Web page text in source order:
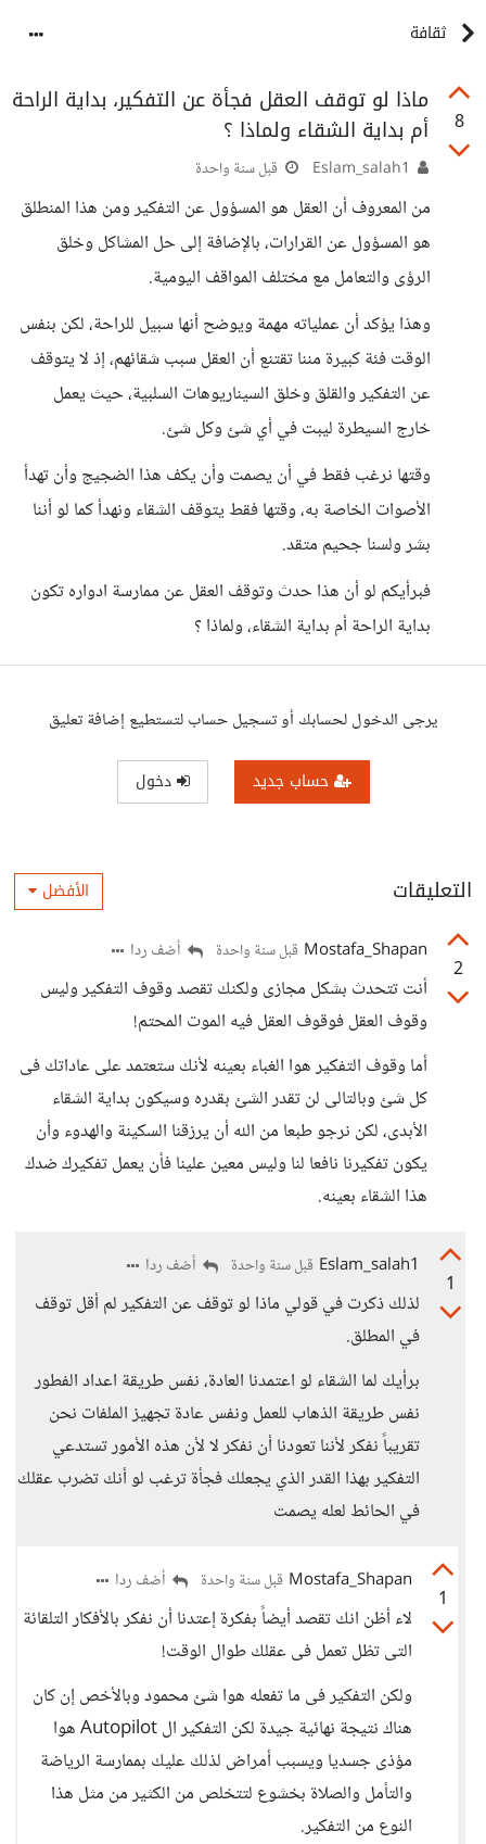
ثقافة
8
ماذا لو توقف العقل فجأة عن التفكير، بداية الراحة
أم بداية الشقاء ولماذا ؟
قبل سنة واحدة
من المعروف أن العقل هو المسؤول عن التفكير ومن هذا المنطلق
هو المسؤول عن القرارات، بالإضافة إلى حل المشاكل وخلق
الرؤى والتعامل مع مختلف المواقف اليومية.
وهذا يؤكد أن عملياته مهمة ويوضح أنها سبيل للراحة، لكن بنفس
الوقت فئة كبيرة مننا تقتنع أن العقل سبب شقائهم، إذ لا يتوقف
عن التفكير والقلق وخلق السيناريوهات السلبية، حيث يعمل
خارج السيطرة ليبت في أي شئ وكل شئ.
وقتها نرغب فقط في أن يصمت وأن يكف هذا الضجيج وأن تهدأ
الأصوات الخاصة به، وقتها فقط يتوقف الشقاء ونهدأ كما لو أننا
بشر ولسنا جحيم متقد.
فبرأيكم لو أن هذا حدث وتوقف العقل عن ممارسة ادواره تكون
بداية الراحة أم بداية الشقاء، ولماذا ؟
يرجى الدخول لحسابك أو تسجيل حساب لتستطيع إضافة تعليق
حساب جديد دخول
التعليقات الأفضل
2
Mostafa_Shapan قبل سنة واحدة أضف ردا
أنت تتحدث بشكل مجازى ولكنك تقصد وقوف التفكير وليس
وقوف العقل فوقوف العقل فيه الموت المحتم!
أما وقوف التفكير هوا الغباء بعينه لأنك ستعتمد على عاداتك فى
كل شئ وبالتالى لن تقدر الشئ بقدره وسيكون بداية الشقاء
الأبدى، لكن نرجو طبعا من الله أن يرزقنا السكينة والهدوء وأن
يكون تفكيرنا نافعا لنا وليس معين علينا فأن يعمل تفكيرك ضدك
هذا الشقاء بعينه.
1
Eslam_salah1 قبل سنة واحدة أضف ردا
لذلك ذكرت في قولي ماذا لو توقف عن التفكير لم أقل توقف
في المطلق.
برأيك لما الشقاء لو اعتمدنا العادة، نفس طريقة اعداد الفطور
نفس طريقة الذهاب للعمل ونفس عادة تجهيز الملفات نحن
تقريباً نفكر لأننا تعودنا أن نفكر لا لأن هذه الأمور تستدعي
التفكير بهذا القدر الذي يجعلك فجأة ترغب لو أنك تضرب عقلك
في الحائط لعله يصمت
1
Mostafa_Shapan قبل سنة واحدة أضف ردا
لاء أظن انك تقصد أيضاً بفكرة إعتدنا أن نفكر بالأفكار التلقائة
التى تظل تعمل فى عقلك طوال الوقت!
ولكن التفكير فى ما تفعله هوا شئ محمود وبالأخص إن كان
هناك نتيجة نهائية جيدة لكن التفكير ال Autopilot هوا
مؤذى جسديا ويسبب أمراض لذلك عليك بممارسة الرياضة
والتأمل والصلاة بخشوع لتتخلص من الكثير من مثل هذا
النوع من التفكير.